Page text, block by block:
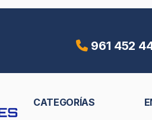
961 452
CATEGORÍAS